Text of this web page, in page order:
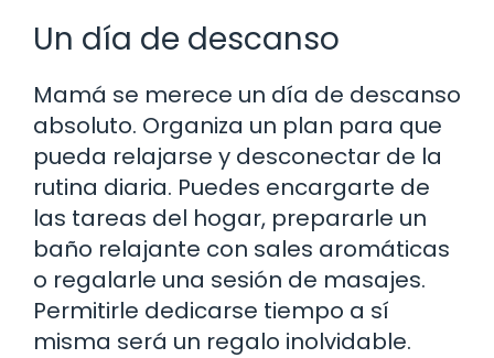
Un día de descanso
Mamá se merece un día de descanso
absoluto. Organiza un plan para que
pueda relajarse y desconectar de la
rutina diaria. Puedes encargarte de
las tareas del hogar, prepararle un
baño relajante con sales aromáticas
o regalarle una sesión de masajes.
Permitirle dedicarse tiempo a sí
misma será un regalo inolvidable.